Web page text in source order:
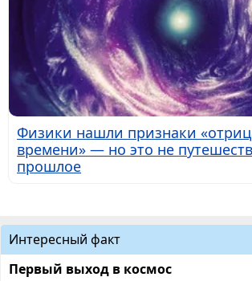
Физики нашли признаки
времени» — но это не
прошлое
Интересный факт
Первый выход в космос